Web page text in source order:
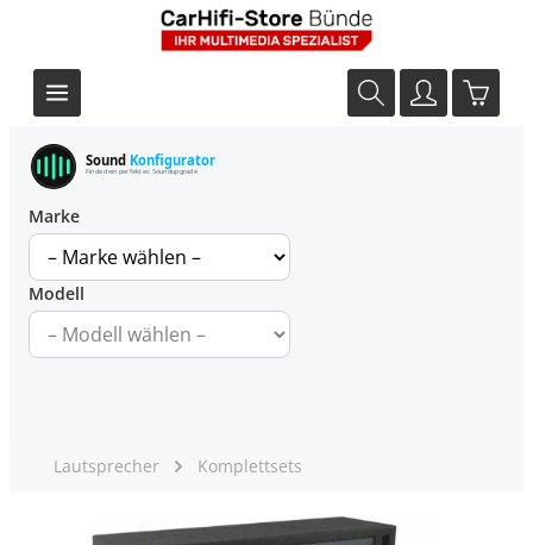
Sound Konfigurator
Finde dein perfektes Soundupgrade
Marke
Modell
Lautsprecher Komplettsets